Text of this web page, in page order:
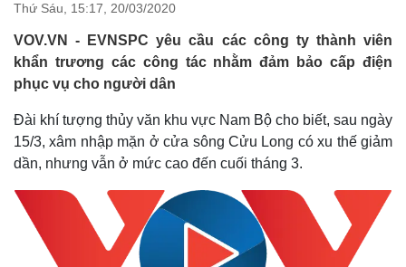
Nhận diện sự thật
Việc làm
Biển đảo
Thứ Sáu, 15:17, 20/03/2020
VOV.VN - EVNSPC yêu cầu các công ty thành viên
khẩn trương các công tác nhằm đảm bảo cấp điện
phục vụ cho người dân
Đài khí tượng thủy văn khu vực Nam Bộ cho biết, sau ngày
15/3, xâm nhập mặn ở cửa sông Cửu Long có xu thế giảm
dần, nhưng vẫn ở mức cao đến cuối tháng 3.